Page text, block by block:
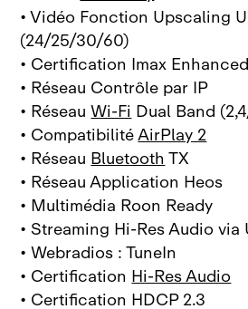
• Vidéo Fonction Upscaling
(24/25/30/60)
• Certification Imax Enhanced
• Réseau Contrôle par IP
• RéseauWi-FiDual Band
• CompatibilitéAirPlay 2
• RéseauBluetoothTX
• Réseau Application Heos
• Multimédia Roon Ready
• Streaming Hi‑Res Audio
• Webradios : TuneIn
• CertificationHi‑Res Audio
• Certification HDCP 2.3